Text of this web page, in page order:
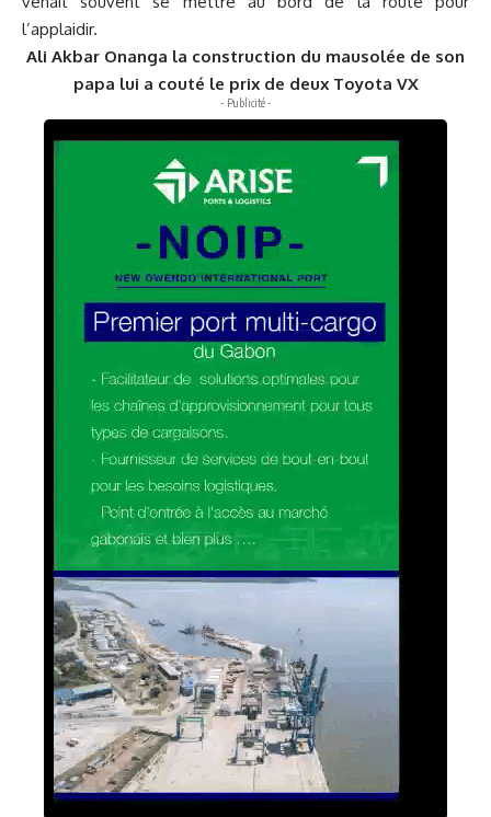
l’applaidir.
Ali Akbar Onanga la construction du mausolée de son
papa lui a couté le prix de deux Toyota VX
- Publicité -